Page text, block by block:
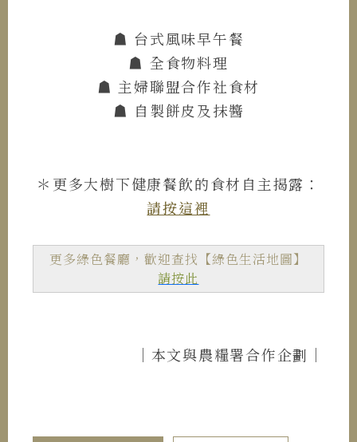
☗ 台式風味早午餐
☗ 全食物料理
☗ 主婦聯盟合作社食材
☗ 自製餅皮及抹醬
＊更多大樹下健康餐飲的食材自主揭露：
請按這裡
更多綠色餐廳，歡迎查找【綠色生活地圖】
請按此
｜本文與農糧署合作企劃｜